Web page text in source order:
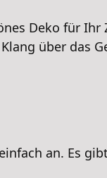
Deko für Ihr
über das
an. Es